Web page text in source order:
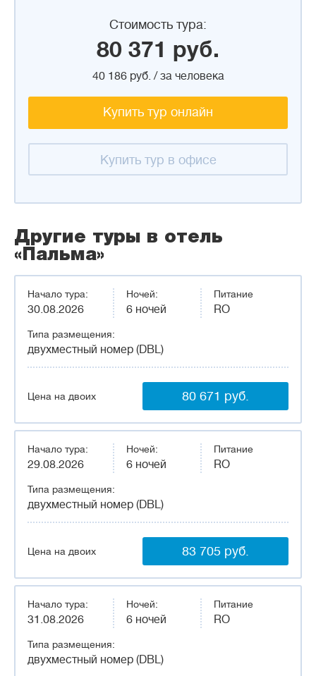
Стоимость тура:
80 371 руб.
40 186 руб. / за человека
Купить тур онлайн
Купить тур в офисе
Другие туры в отель
«Пальма»
Начало тура:
30.08.2026
Типа размещения:
двухместный номер (DBL)
Ночей:
6 ночей
Питание
RO
Цена на двоих 80 671 руб.
Начало тура:
29.08.2026
Типа размещения:
двухместный номер (DBL)
Ночей:
6 ночей
Питание
RO
Цена на двоих 83 705 руб.
Начало тура:
31.08.2026
Типа размещения:
двухместный номер (DBL)
Ночей:
6 ночей
Питание
RO